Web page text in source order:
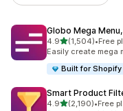
Globo Mega
4.9เต็ม 5 ดาว
(1,504)
ทั้งหมด 1504 รีวิว
•Free
Easily create mega
Built for Shopify
Smart Product
4.9เต็ม 5 ดาว
(2,190)
ทั้งหมด 2190 รีวิว
•Free